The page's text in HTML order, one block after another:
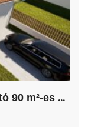
K
iskunlacházán, új építésű, nettó 90 m²-es családi ház!